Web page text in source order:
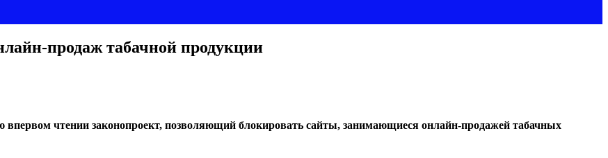
продаж табачной продукции
чтении законопроект, позволяющий блокировать сайты, занимающиеся онлайн-продажей табачных